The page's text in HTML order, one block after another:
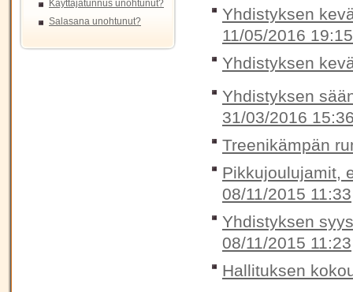
Käyttäjätunnus unohtunut?
Salasana unohtunut?
Yhdistyksen
11/05/2016 19:15
Yhdistyksen
Yhdistyksen
31/03/2016
Treenikämpän
Pikkujoulujamit,
08/11/2015 11:33
Yhdistyksen
08/11/2015 11:23
Hallituksen